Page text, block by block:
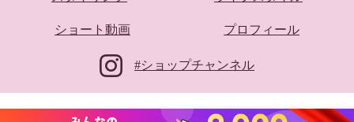
ショート動画 プロフィール
#ショップチャンネル